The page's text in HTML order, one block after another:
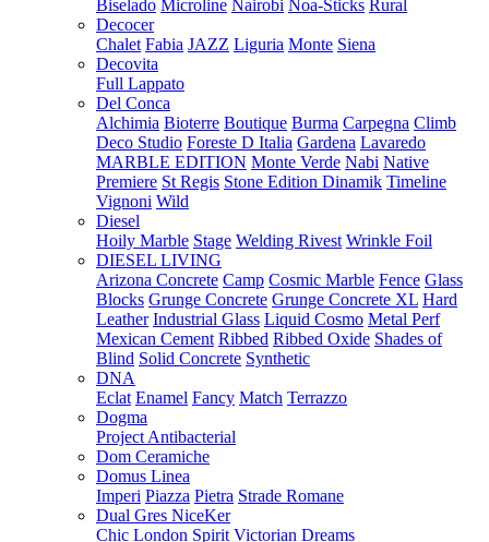
Biselado Microline Nairobi Noa-Sticks Rural
Decocer
Chalet Fabia JAZZ Liguria Monte Siena
Decovita
Full Lappato
Del Conca
Alchimia Bioterre Boutique Burma Carpegna Climb
Deco Studio Foreste D Italia Gardena Lavaredo
MARBLE EDITION Monte Verde Nabi Native
Premiere St Regis Stone Edition Dinamik Timeline
Vignoni Wild
Diesel
Hoily Marble Stage Welding Rivest Wrinkle Foil
DIESEL LIVING
Arizona Concrete Camp Cosmic Marble Fence Glass
Blocks Grunge Concrete Grunge Concrete XL Hard
Leather Industrial Glass Liquid Cosmo Metal Perf
Mexican Cement Ribbed Ribbed Oxide Shades of
Blind Solid Concrete Synthetic
DNA
Eclat Enamel Fancy Match Terrazzo
Dogma
Project Antibacterial
Dom Ceramiche
Domus Linea
Imperi Piazza Pietra Strade Romane
Dual Gres NiceKer
Chic London Spirit Victorian Dreams